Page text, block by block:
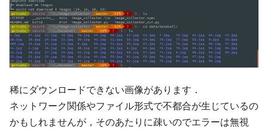
稀にダウンロードできない画像があります．
ネットワーク関係やファイル形式で不都合が生じているの
かもしれませんが，そのあたりに疎いのでエラーは無視